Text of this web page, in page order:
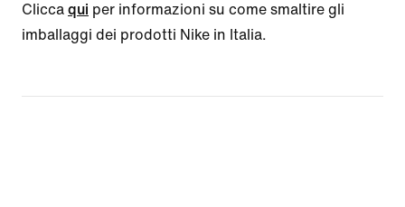
Clicca qui per informazioni su come smaltire gli
imballaggi dei prodotti Nike in Italia.